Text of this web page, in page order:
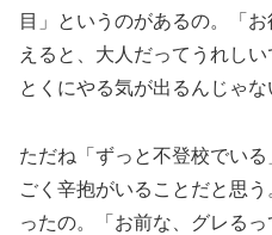
目」というのがあるの。「
えると、大人だってうれし
とくにやる気が出るんじゃな
ただね「ずっと不登校でい
ごく辛抱がいることだと思
ったの。「お前な、グレる